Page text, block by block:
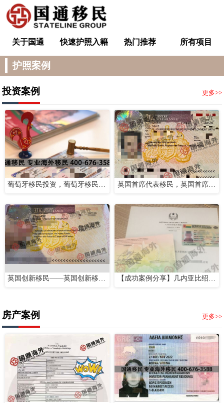
关于国通 快速护照入籍 热门推荐 所有项目
护照案例
投资案例 更多>>
英国首席代表移民，英国首席代表移民成功案例分享
英国创新移民——英国创新移民成功案例分享 【成功案例分享】几内亚比绍护照——快速解决子女上学问题
房产案例 更多>>